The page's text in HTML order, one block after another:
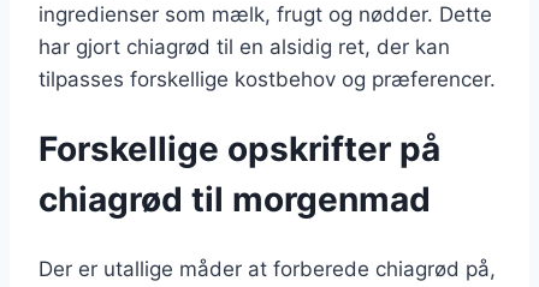
ingredienser som mælk, frugt og nødder. Dette
har gjort chiagrød til en alsidig ret, der kan
tilpasses forskellige kostbehov og præferencer.
Forskellige opskrifter på
chiagrød til morgenmad
Der er utallige måder at forberede chiagrød på,